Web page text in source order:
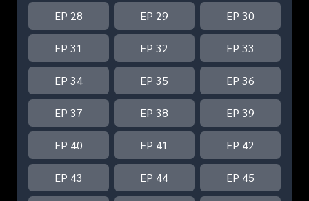
EP 28 EP 29 EP 30
EP 31 EP 32 EP 33
EP 34 EP 35 EP 36
EP 37 EP 38 EP 39
EP 40 EP 41 EP 42
EP 43 EP 44 EP 45